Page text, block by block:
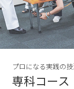
プロになる実践の
専科コース